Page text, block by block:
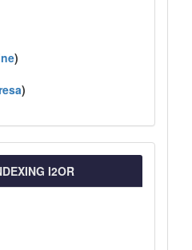
)
)
I2OR